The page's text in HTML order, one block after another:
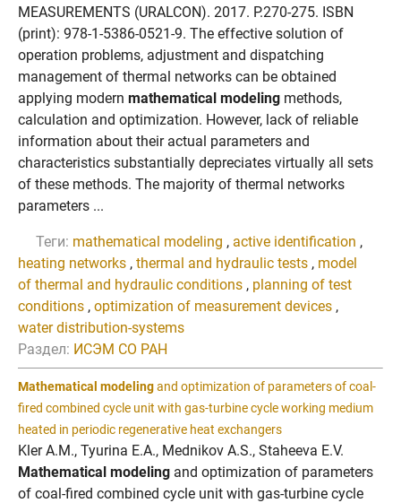
MEASUREMENTS (URALCON). 2017. P.270-275. ISBN
(print): 978-1-5386-0521-9. The effective solution of
operation problems, adjustment and dispatching
management of thermal networks can be obtained
applying modern mathematical modeling methods,
calculation and optimization. However, lack of reliable
information about their actual parameters and
characteristics substantially depreciates virtually all sets
of these methods. The majority of thermal networks
parameters ...
Теги: mathematical modeling , active identification ,
heating networks , thermal and hydraulic tests , model
of thermal and hydraulic conditions , planning of test
conditions , optimization of measurement devices ,
water distribution-systems
Раздел: ИСЭМ СО РАН
Mathematical modelingand optimization of parameters of coal-
fired combined cycle unit with gas-turbine cycle working medium
heated in periodic regenerative heat exchangers
Kler A.M., Tyurina E.A., Mednikov A.S., Staheeva E.V.
Mathematical modeling and optimization of parameters
of coal-fired combined cycle unit with gas-turbine cycle